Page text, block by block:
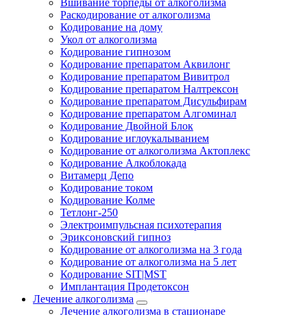
Вшивание торпеды от алкоголизма
Раскодирование от алкоголизма
Кодирование на дому
Укол от алкоголизма
Кодирование гипнозом
Кодирование препаратом Аквилонг
Кодирование препаратом Вивитрол
Кодирование препаратом Налтрексон
Кодирование препаратом Дисульфирам
Кодирование препаратом Алгоминал
Кодирование Двойной Блок
Кодирование иглоукалыванием
Кодирование от алкоголизма Актоплекс
Кодирование Алкоблокада
Витамерц Депо
Кодирование током
Кодирование Колме
Тетлонг-250
Электроимпульсная психотерапия
Эриксоновский гипноз
Кодирование от алкоголизма на 3 года
Кодирование от алкоголизма на 5 лет
Кодирование SIT|MST
Имплантация Продетоксон
Лечение алкоголизма
Лечение алкоголизма в стационаре